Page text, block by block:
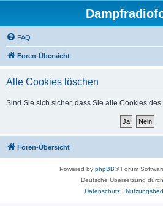
FAQ
Foren-Übersicht
Alle Cookies löschen
Sind Sie sich sicher, dass Sie alle Cookies
Foren-Übersicht
Powered by phpBB® Forum
Deutsche Übersetzung durch
Datenschutz|